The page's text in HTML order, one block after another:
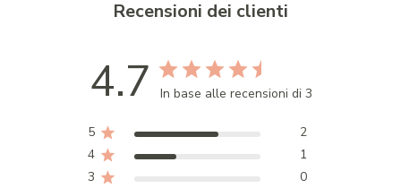
Recensioni dei clienti
4.7 In base alle recensioni di 3
5
2
4
1
3
0